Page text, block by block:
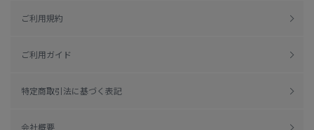
ご利用規約
ご利用ガイド
特定商取引法に基づく表記
会社概要